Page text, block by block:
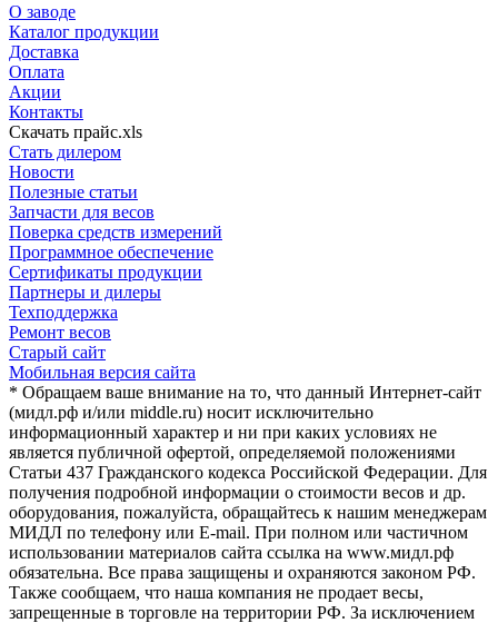
О заводе
Каталог продукции
Доставка
Оплата
Акции
Контакты
Скачать прайс.xls
Стать дилером
Новости
Полезные статьи
Запчасти для весов
Поверка средств измерений
Программное обеспечение
Сертификаты продукции
Партнеры и дилеры
Техподдержка
Ремонт весов
Старый сайт
Мобильная версия сайта
* Обращаем ваше внимание на то, что данный Интернет-сайт
(мидл.рф и/или middle.ru) носит исключительно
информационный характер и ни при каких условиях не
является публичной офертой, определяемой положениями
Статьи 437 Гражданского кодекса Российской Федерации. Для
получения подробной информации о стоимости весов и др.
оборудования, пожалуйста, обращайтесь к нашим менеджерам
МИДЛ по телефону или E-mail. При полном или частичном
использовании материалов сайта ссылка на www.мидл.рф
обязательна. Все права защищены и охраняются законом РФ.
Также сообщаем, что наша компания не продает весы,
запрещенные в торговле на территории РФ. За исключением